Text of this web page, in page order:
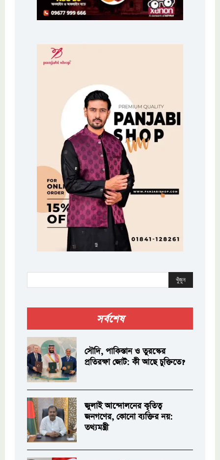
খুঁজুন
সর্বশেষ
সৌদি, পাকিস্তান ও তুরস্কের
প্রতিরক্ষা জোট: কী আছে চুক্তিতে?
জুলাই আন্দোলনের কৃতিত্ব
জনগণের, কোনো ব্যক্তির নয়:
তথ্যমন্ত্রী